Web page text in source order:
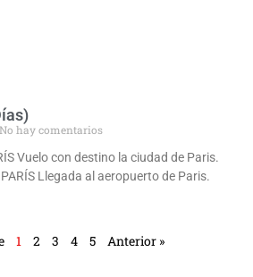
No hay comentarios
Vuelo con destino la ciudad de Paris.
Llegada al aeropuerto de Paris.
1 2 3 4 5 Anterior »